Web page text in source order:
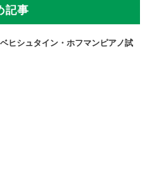
記事
ヒシュタイン・ホフマンピアノ試